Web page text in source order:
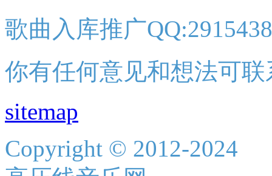
歌曲入库推广
你有任何意见和想法可
sitemap
Copyright © 2012-2024